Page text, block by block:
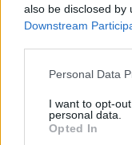
also be disclosed by
Downstream
Please note that
not limited to your
grant or deny
use your data for
Personal Data
I want to opt-
personal data.
Opted In